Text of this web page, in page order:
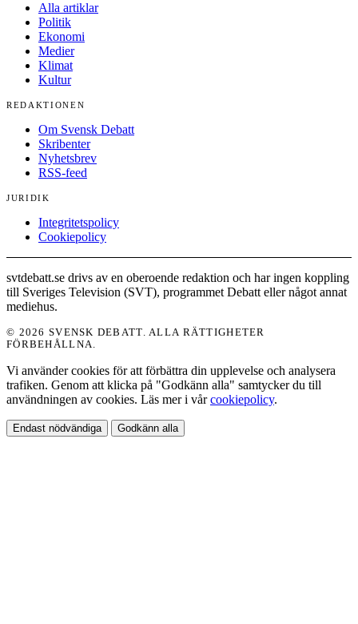
Alla artiklar
Politik
Ekonomi
Medier
Klimat
Kultur
REDAKTIONEN
Om Svensk Debatt
Skribenter
Nyhetsbrev
RSS-feed
JURIDIK
Integritetspolicy
Cookiepolicy
svtdebatt.se drivs av en oberoende redaktion och har ingen koppling
till Sveriges Television (SVT), programmet Debatt eller något annat
mediehus.
© 2026 SVENSK DEBATT. ALLA RÄTTIGHETER
FÖRBEHÅLLNA.
Vi använder cookies för att förbättra din upplevelse och analysera
trafiken. Genom att klicka på "Godkänn alla" samtycker du till
användningen av cookies. Läs mer i vårcookiepolicy.
Endast nödvändiga Godkänn alla